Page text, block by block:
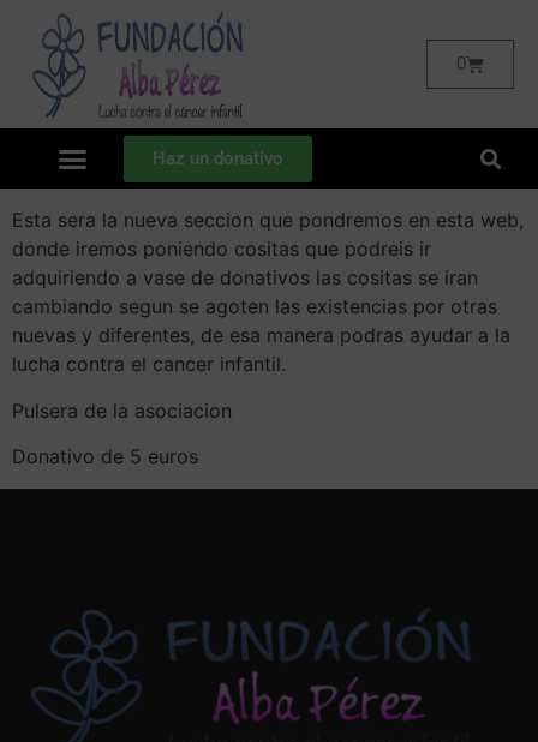
0
Haz un donativo
Esta sera la nueva seccion que pondremos en esta web,
donde iremos poniendo cositas que podreis ir
adquiriendo a vase de donativos las cositas se iran
cambiando segun se agoten las existencias por otras
nuevas y diferentes, de esa manera podras ayudar a la
lucha contra el cancer infantil.
Pulsera de la asociacion
Donativo de 5 euros